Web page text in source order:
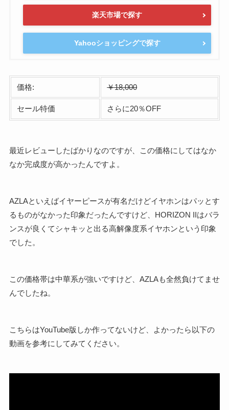
楽天市場で探す
Yahooショッピングで探す
価格: ￥18,000
セール特価 さらに20％OFF
最近レビューしたばかりなのですが、この価格にしてはなか
なか完成度が高かったんですよ。
AZLAといえばイヤーピースが有名だけどイヤホンはパッとす
るものがなかった印象だったんですけど、HORIZON IIはバラ
ンスが良くてシャキッと出る高解像度系イヤホンという印象
でした。
この価格帯は中華系が強いですけど、AZLAも全然負けてませ
んでしたね。
こちらはYouTube版しか作ってないけど、よかったら以下の
動画を参考にしてみてください。